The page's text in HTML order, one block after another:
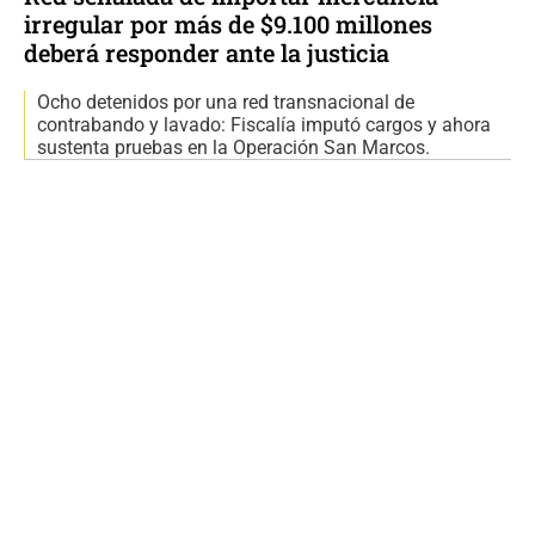
irregular por más de $9.100 millones
deberá responder ante la justicia
Ocho detenidos por una red transnacional de
contrabando y lavado: Fiscalía imputó cargos y ahora
sustenta pruebas en la Operación San Marcos.